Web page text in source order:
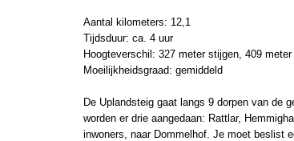
Aantal kilometers: 12,1
Tijdsduur: ca. 4 uur
Hoogteverschil: 327 meter stijgen, 409 meter
Moeilijkheidsgraad: gemiddeld
De Uplandsteig gaat langs 9 dorpen van de
worden er drie aangedaan: Rattlar,
inwoners, naar Dommelhof. Je moet beslist